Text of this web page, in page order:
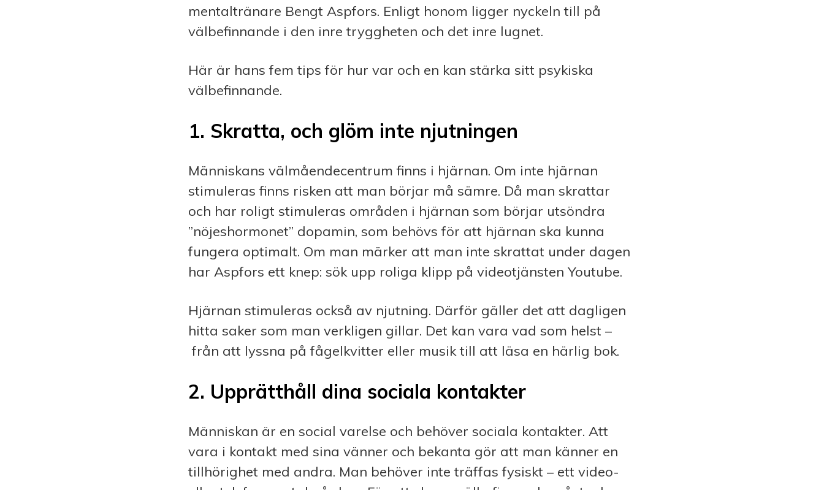
mentaltränare Bengt Aspfors. Enligt honom ligger nyckeln till på
välbefinnande i den inre tryggheten och det inre lugnet.
Här är hans fem tips för hur var och en kan stärka sitt psykiska
välbefinnande.
1. Skratta, och glöm inte njutningen
Människans väl­mående­centrum finns i hjärnan. Om inte hjärnan
stimuleras finns risken att man börjar må sämre. Då man skrattar
och har roligt stimuleras områden i hjärnan som börjar utsöndra
”nöjes­hormonet” dopamin, som behövs för att hjärnan ska kunna
fungera optimalt. Om man märker att man inte skrattat under dagen
har Aspfors ett knep: sök upp roliga klipp på videotjänsten Youtube.
Hjärnan stimuleras också av njutning. Därför gäller det att dagligen
hitta saker som man verkligen gillar. Det kan vara vad som helst –
från att lyssna på fågelkvitter eller musik till att läsa en härlig bok.
2. Upprätthåll dina sociala kontakter
Människan är en social varelse och behöver sociala kontakter. Att
vara i kontakt med sina vänner och be­kanta gör att man känner en
tillhörighet med andra. Man behöver inte träffas fysiskt – ett video-